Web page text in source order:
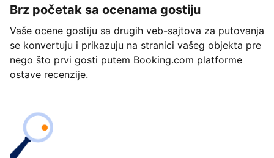
Brz početak sa ocenama gostiju
Vaše ocene gostiju sa drugih veb-sajtova za putovanja
se konvertuju i prikazuju na stranici vašeg objekta pre
nego što prvi gosti putem Booking.com platforme
ostave recenzije.